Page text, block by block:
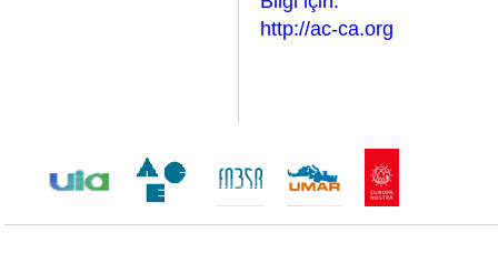
http://ac-ca.org